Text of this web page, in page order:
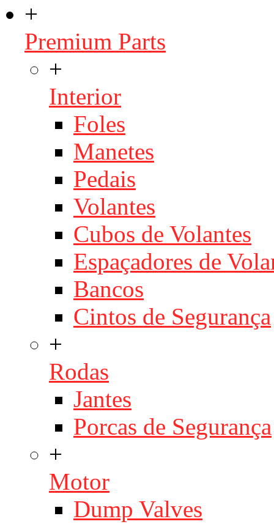
+
Premium Parts
+
Interior
Foles
Manetes
Pedais
Volantes
Cubos de Volantes
Espaçadores de
Bancos
Cintos de Segurança
+
Rodas
Jantes
Porcas de Segurança
+
Motor
Dump Valves